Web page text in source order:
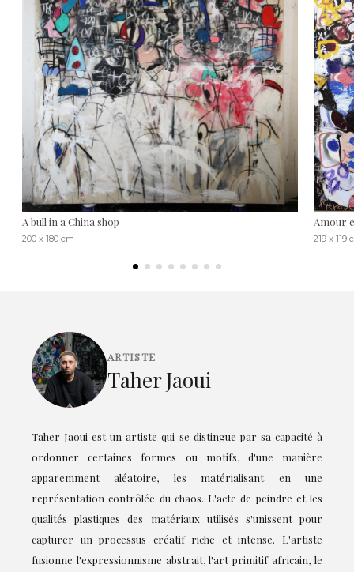
A bull in a China shop
200 x 180 cm
Amour
219 x 119
ARTISTE
Taher Jaoui
Taher Jaoui est un artiste qui se distingue par sa capacité à
ordonner certaines formes ou motifs, d'une manière
apparemment aléatoire, les matérialisant en une
représentation contrôlée du chaos. L'acte de peindre et les
qualités plastiques des matériaux utilisés s'unissent pour
capturer un processus créatif riche et intense. L'artiste
fusionne l'expressionnisme abstrait, l'art primitif africain, le